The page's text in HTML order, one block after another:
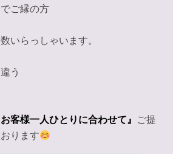
ご縁の方
いらっしゃいます。
う
お客様一人ひとりに合わせて』 ご提
ります